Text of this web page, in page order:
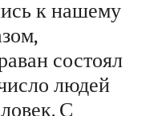
к нашему
состоял
людей
С